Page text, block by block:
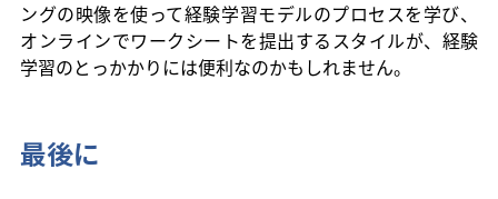
ングの映像を使って経験学習モデルのプロセスを学び、
オンラインでワークシートを提出するスタイルが、経験
学習のとっかかりには便利なのかもしれません。
最後に